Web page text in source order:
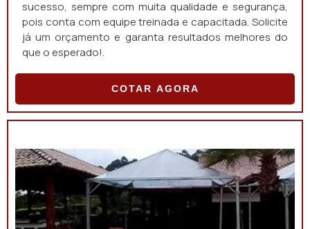
sucesso, sempre com muita qualidade e segurança,
pois conta com equipe treinada e capacitada. Solicite
já um orçamento e garanta resultados melhores do
que o esperado!.
COTAR AGORA